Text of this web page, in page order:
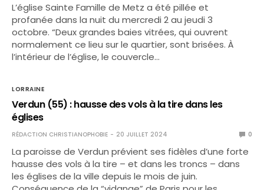
L’église Sainte Famille de Metz a été pillée et
profanée dans la nuit du mercredi 2 au jeudi 3
octobre. “Deux grandes baies vitrées, qui ouvrent
normalement ce lieu sur le quartier, sont brisées. À
l’intérieur de l’église, le couvercle…
LORRAINE
Verdun (55) : hausse des vols à la tire dans les
églises
RÉDACTION CHRISTIANOPHOBIE 20 JUILLET 2024 0
La paroisse de Verdun prévient ses fidèles d’une forte
hausse des vols à la tire – et dans les troncs – dans
les églises de la ville depuis le mois de juin.